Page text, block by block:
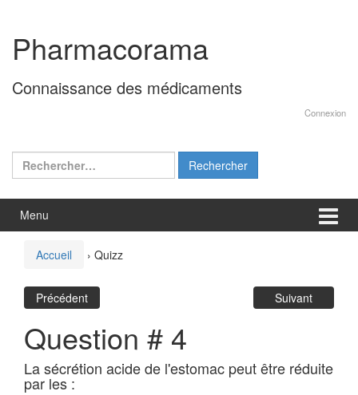
contenu
menu
principal
Pharmacorama
Connaissance des médicaments
Connexion
Rechercher :
Menu
Accueil › Quizz
Précédent Suivant
Question # 4
La sécrétion acide de l'estomac peut être réduite
par les :